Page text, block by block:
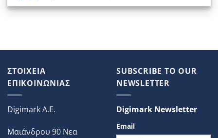
ΣΤΟΙΧΕΙΑ
ΕΠΙΚΟΙΝΩΝΙΑΣ
Digimark A.E.
Μαιάνδρου 90 Νεα
SUBSCRIBE TO OUR
NEWSLETTER
Digimark Newsletter
Email